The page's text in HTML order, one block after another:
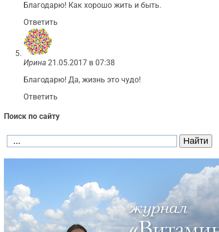
Благодарю! Как хорошо жить и быть.
Ответить
Ирина 21.05.2017 в 07:38
Благодарю! Да, жизнь это чудо!
Ответить
Поиск по сайту